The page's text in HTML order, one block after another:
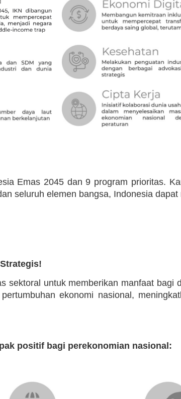
Emas 2045 dan 9 program prioritas.
seluruh elemen bangsa, Indonesia dapat
sektoral untuk memberikan manfaat bagi
ekonomi nasional,
positif bagi perekonomian nasional: